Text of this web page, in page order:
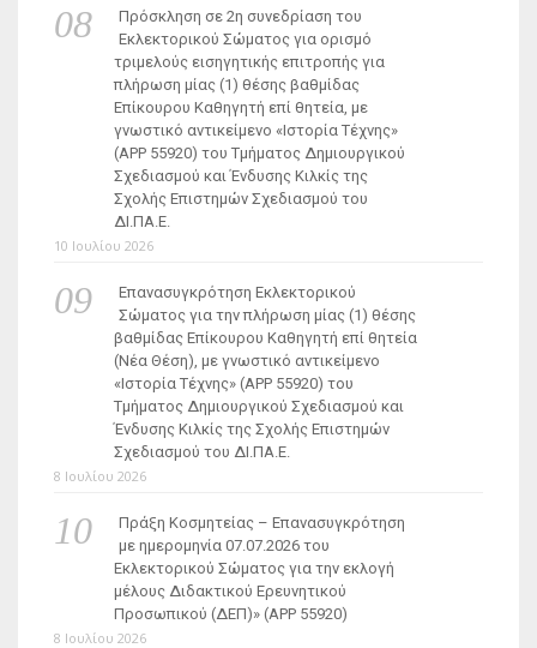
Πρόσκληση σε 2η συνεδρίαση του
Εκλεκτορικού Σώματος για ορισμό
τριμελούς εισηγητικής επιτροπής για
πλήρωση μίας (1) θέσης βαθμίδας
Επίκουρου Καθηγητή επί θητεία, με
γνωστικό αντικείμενο «Ιστορία Τέχνης»
(ΑΡΡ 55920) του Τμήματος Δημιουργικού
Σχεδιασμού και Ένδυσης Κιλκίς της
Σχολής Επιστημών Σχεδιασμού του
ΔΙ.ΠΑ.Ε.
10 Ιουλίου 2026
Επανασυγκρότηση Εκλεκτορικού
Σώματος για την πλήρωση μίας (1) θέσης
βαθμίδας Επίκουρου Καθηγητή επί θητεία
(Νέα Θέση), με γνωστικό αντικείμενο
«Ιστορία Τέχνης» (ΑΡΡ 55920) του
Τμήματος Δημιουργικού Σχεδιασμού και
Ένδυσης Κιλκίς της Σχολής Επιστημών
Σχεδιασμού του ΔΙ.ΠΑ.Ε.
8 Ιουλίου 2026
Πράξη Κοσμητείας – Επανασυγκρότηση
με ημερομηνία 07.07.2026 του
Εκλεκτορικού Σώματος για την εκλογή
μέλους Διδακτικού Ερευνητικού
Προσωπικού (ΔΕΠ)» (APP 55920)
8 Ιουλίου 2026